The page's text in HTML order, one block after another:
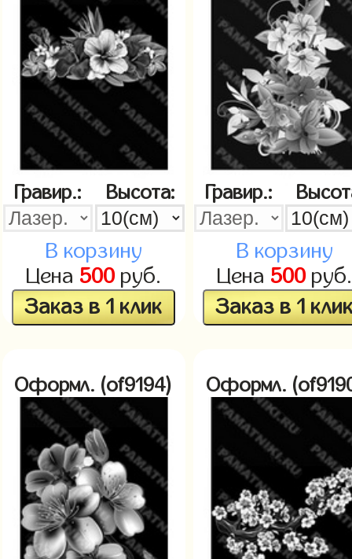
Гравир.: Высота:
В корзину
Цена 500руб.
Заказ в 1 клик
Гравир.:
В корзину
Цена 500руб.
Заказ в 1
Оформл. (of9194) Оформл.